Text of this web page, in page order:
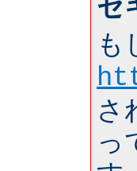
も
さ
っ